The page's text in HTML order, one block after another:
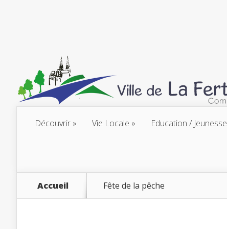
Découvrir Vie Locale Education / Jeunesse
Accueil Fête de la pêche